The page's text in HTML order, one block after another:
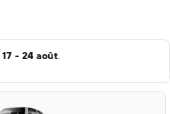
17 - 24 août.